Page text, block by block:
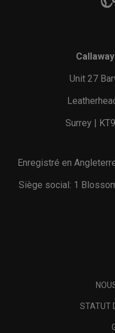
Unit 27
Surrey |
Enregistré en
Siège social: 1
STATUT